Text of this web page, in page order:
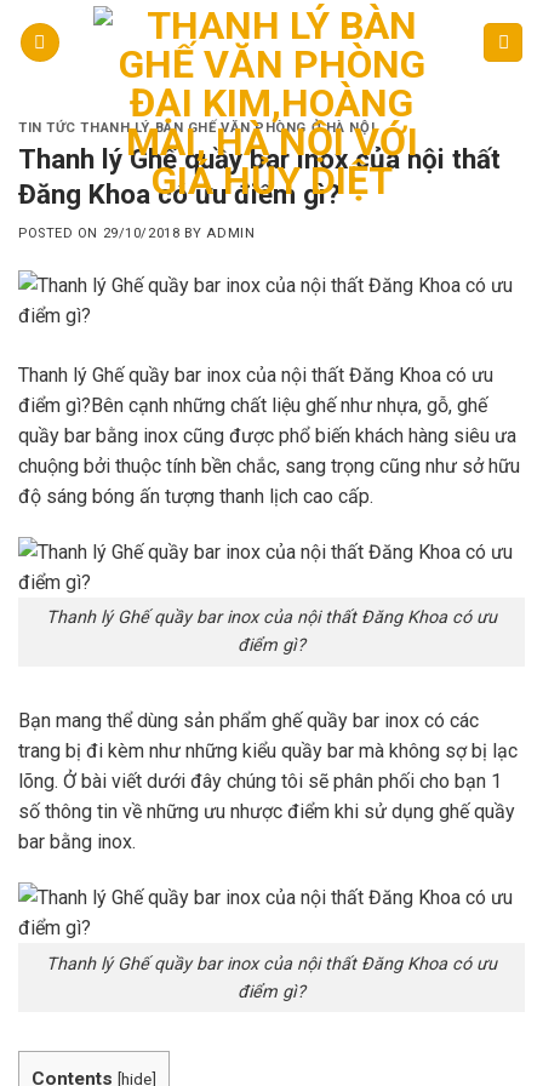
TIN TỨC THANH LÝ BÀN GHẾ VĂN PHÒNG Ở HÀ NỘI
Thanh lý Ghế quầy bar inox của nội thất
Đăng Khoa có ưu điểm gì?
POSTED ON 29/10/2018 BYADMIN
Thanh lý Ghế quầy bar inox của nội thất Đăng Khoa có ưu
điểm gì?Bên cạnh những chất liệu ghế như nhựa, gỗ, ghế
quầy bar bằng inox cũng được phổ biến khách hàng siêu ưa
chuộng bởi thuộc tính bền chắc, sang trọng cũng như sở hữu
độ sáng bóng ấn tượng thanh lịch cao cấp.
Thanh lý Ghế quầy bar inox của nội thất Đăng Khoa có ưu
điểm gì?
Bạn mang thể dùng sản phẩm ghế quầy bar inox có các
trang bị đi kèm như những kiểu quầy bar mà không sợ bị lạc
lõng. Ở bài viết dưới đây chúng tôi sẽ phân phối cho bạn 1
số thông tin về những ưu nhược điểm khi sử dụng ghế quầy
bar bằng inox.
Thanh lý Ghế quầy bar inox của nội thất Đăng Khoa có ưu
điểm gì?
Contents [hide]